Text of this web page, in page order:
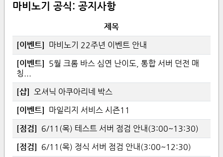
마비노기 공식: 공지사항
제목
[이벤트] 마비노기 22주년 이벤트 안내
[이벤트] 5월 크롬 바스 심연 난이도, 통합 서버 던전 매
칭...
[샵] 오셔닉 아쿠아리네 박스
[이벤트] 마일리지 서비스 시즌11
[점검] 6/11(목) 테스트 서버 점검 안내(3:00~13:30)
[점검] 6/11(목) 정식 서버 점검 안내(3:00~12:30)